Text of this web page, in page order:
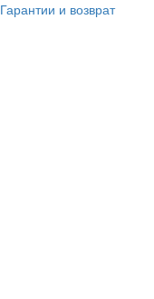
Гарантии и возврат